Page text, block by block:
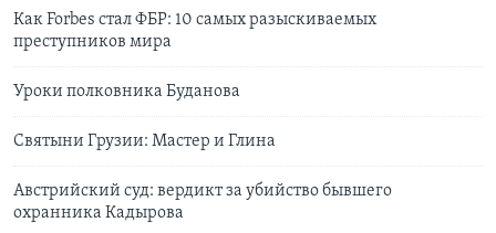
Как Forbes стал ФБР: 10 самых разыскиваемых
преступников мира
Уроки полковника Буданова
Святыни Грузии: Мастер и Глина
Австрийский суд: вердикт за убийство бывшего
охранника Кадырова